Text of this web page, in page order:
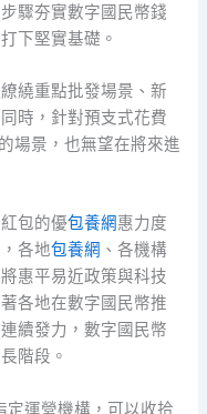
驟夯實數字國民幣錢
下堅實基礎。
繞重點批發場景、新
時，針對預支式花費
場景，也無望在將來進
包的優包養網惠力度
各地包養網 、各機構
惠平易近政策與科技
各地在數字國民幣推
續發力，數字國民幣
階段。
定運營機構，可以收拾